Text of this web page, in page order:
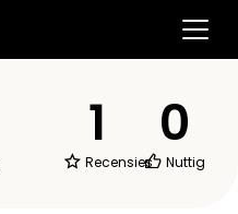
1
Recensies
0
Nuttig